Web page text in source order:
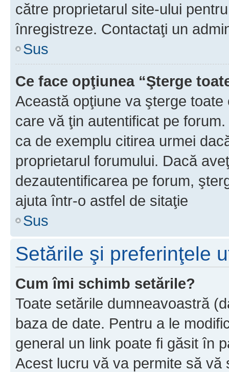
către proprietarul site-ului
înregistreze. Contactaţi un
Sus
Ce face opţiunea “Şterge
Această opţiune va şterge
care vă ţin autentificat pe
ca de exemplu citirea urmei
proprietarul forumului. Dacă
dezautentificarea pe forum,
ajuta într-o astfel de sitaţie
Sus
Setările şi preferinţele
Cum îmi schimb setările?
Toate setările dumneavoastră
baza de date. Pentru a le
general un link poate fi găsit în
Acest lucru vă va permite să vă